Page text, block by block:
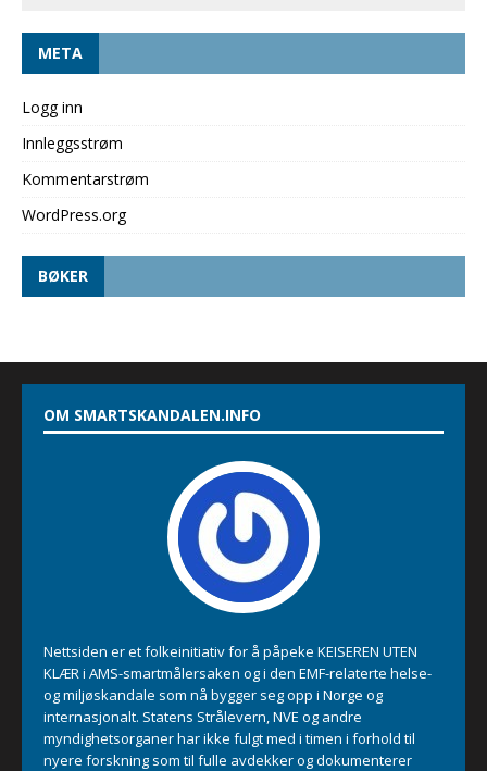
META
Logg inn
Innleggsstrøm
Kommentarstrøm
WordPress.org
BØKER
OM SMARTSKANDALEN.INFO
Nettsiden er et folkeinitiativ for å påpeke KEISEREN UTEN
KLÆR i AMS-smartmålersaken og i den EMF-relaterte helse-
og miljøskandale som nå bygger seg opp i Norge og
internasjonalt. Statens Strålevern, NVE og andre
myndighetsorganer har ikke fulgt med i timen i forhold til
nyere forskning som til fulle avdekker og dokumenterer